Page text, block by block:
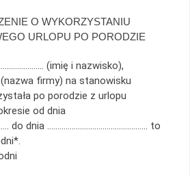
O WYKORZYSTANIU
URLOPU PO PORODZIE
(imię i nazwisko),
firmy) na stanowisku
po porodzie z urlopu
od dnia
do dnia …………………………………………. to